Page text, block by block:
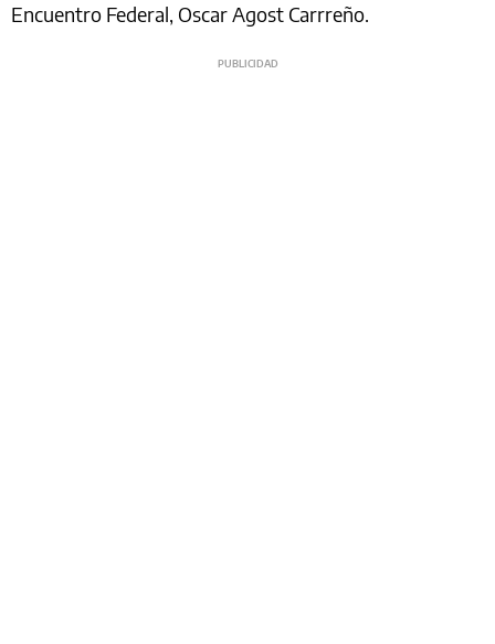
Encuentro Federal, Oscar Agost Carrreño.